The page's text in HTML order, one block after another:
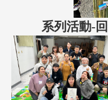
系列活動-